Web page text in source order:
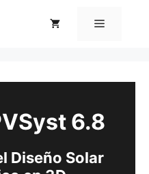
Menú
6.8
Diseño Solar